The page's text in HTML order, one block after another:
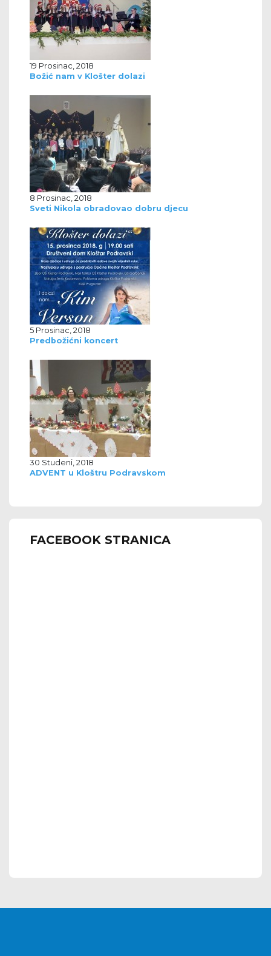
19 Prosinac, 2018
Božić nam v Klošter dolazi
8 Prosinac, 2018
Sveti Nikola obradovao dobru djecu
5 Prosinac, 2018
Predbožićni koncert
30 Studeni, 2018
ADVENT u Kloštru Podravskom
FACEBOOK STRANICA